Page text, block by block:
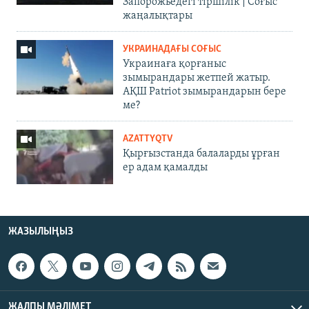
жаңалықтары
УКРАИНАДАҒЫ СОҒЫС
Украинаға қорғаныс
зымырандары жетпей жатыр.
АҚШ Patriot зымырандарын бере
ме?
AZATTYQTV
Қырғызстанда балаларды ұрған
ер адам қамалды
ЖАЗЫЛЫҢЫЗ